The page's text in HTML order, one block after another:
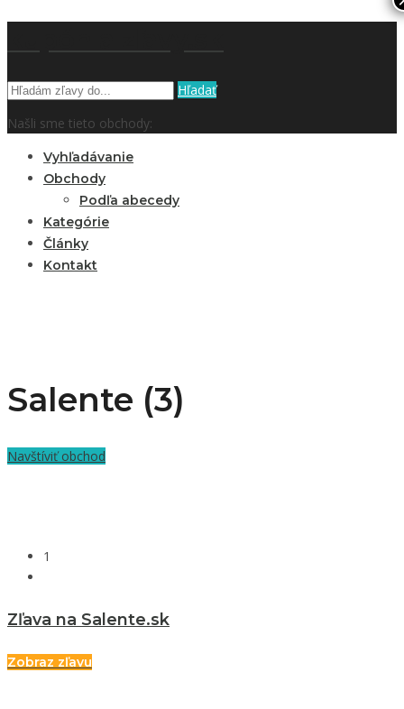
Hľadať
Našli sme tieto obchody:
Vyhľadávanie
Obchody
Podľa abecedy
Kategórie
Články
Kontakt
Salente (3)
Navštíviť obchod
1
Zľava na Salente.sk
Zobraz zľavu